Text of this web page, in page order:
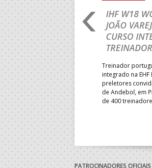
CHAMPIONSHIP:
FASE A
CUP
na fase de grupos da
mede forças com o
no primeiro embate dos
entre o 17.º e 32.º lugare do
sub-18 Feminino.
IHF W18
JOÃO
CURSO
Treinador
integrado na
preletores
de Andebol, em
de 400
PATROCINADORES OFICIAIS